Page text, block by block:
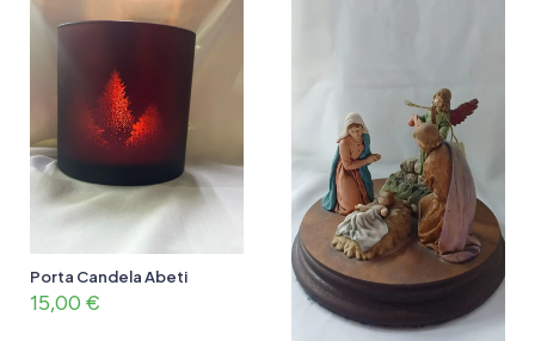
Porta Candela Abeti
15,00 €